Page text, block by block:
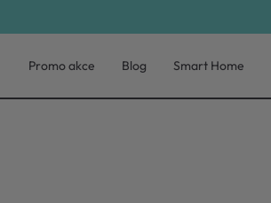
Promo akce Blog Smart Home